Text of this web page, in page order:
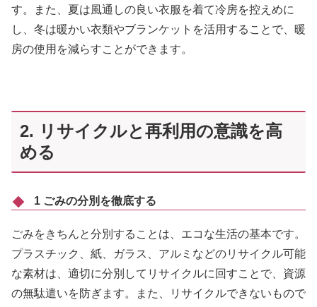
す。また、夏は風通しの良い衣服を着て冷房を控えめに
し、冬は暖かい衣類やブランケットを活用することで、暖
房の使用を減らすことができます。
2. リサイクルと再利用の意識を高
める
1 ごみの分別を徹底する
ごみをきちんと分別することは、エコな生活の基本です。
プラスチック、紙、ガラス、アルミなどのリサイクル可能
な素材は、適切に分別してリサイクルに回すことで、資源
の無駄遣いを防ぎます。また、リサイクルできないもので